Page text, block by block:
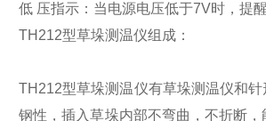
低 压指示：当电源电压低于7V时，提
TH212型草垛测温仪组成：
TH212型草垛测温仪有草垛测温仪和
钢性，插入草垛内部不弯曲，不折断